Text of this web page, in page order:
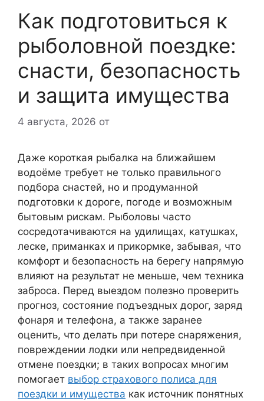
Как подготовиться к
рыболовной поездке:
снасти, безопасность
и защита имущества
4 августа, 2026 от
Даже короткая рыбалка на ближайшем
водоёме требует не только правильного
подбора снастей, но и продуманной
подготовки к дороге, погоде и возможным
бытовым рискам. Рыболовы часто
сосредотачиваются на удилищах, катушках,
леске, приманках и прикормке, забывая, что
комфорт и безопасность на берегу напрямую
влияют на результат не меньше, чем техника
заброса. Перед выездом полезно проверить
прогноз, состояние подъездных дорог, заряд
фонаря и телефона, а также заранее
оценить, что делать при потере снаряжения,
повреждении лодки или непредвиденной
отмене поездки; в таких вопросах многим
помогает выбор страхового полиса для
поездки и имущества как источник понятных